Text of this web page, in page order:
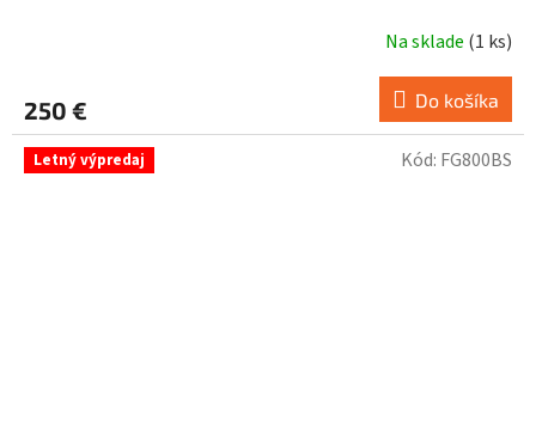
Na sklade (1 ks)
250 € Do košíka
Letný výpredaj Kód: FG800BS